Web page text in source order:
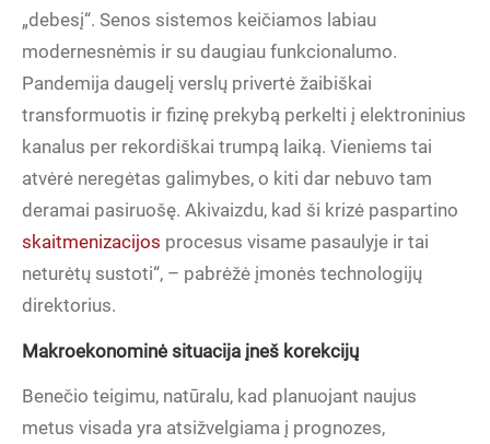
„debesį“. Senos sistemos keičiamos labiau
modernesnėmis ir su daugiau funkcionalumo.
Pandemija daugelį verslų privertė žaibiškai
transformuotis ir fizinę prekybą perkelti į elektroninius
kanalus per rekordiškai trumpą laiką. Vieniems tai
atvėrė neregėtas galimybes, o kiti dar nebuvo tam
deramai pasiruošę. Akivaizdu, kad ši krizė paspartino
skaitmenizacijos procesus visame pasaulyje ir tai
neturėtų sustoti“, – pabrėžė įmonės technologijų
direktorius.
Makroekonominė situacija įneš korekcijų
Benečio teigimu, natūralu, kad planuojant naujus
metus visada yra atsižvelgiama į prognozes,